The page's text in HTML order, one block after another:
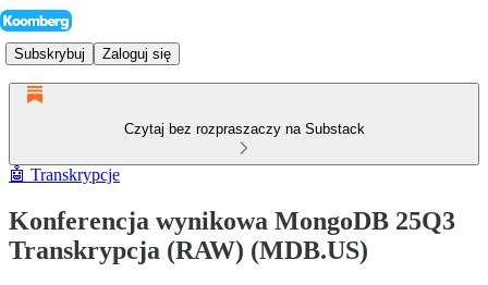
Subskrybuj Zaloguj się
Czytaj bez rozpraszaczy na Substack
🤖 Transkrypcje
Konferencja wynikowa MongoDB 25Q3
Transkrypcja (RAW) (MDB.US)